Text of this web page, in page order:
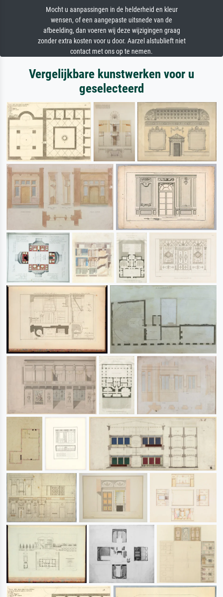
Mocht u aanpassingen in de helderheid en kleur
wensen, of een aangepaste uitsnede van de
afbeelding, dan voeren wij deze wijzigingen graag
zonder extra kosten voor u door. Aarzel alstublieft niet
contact met ons op te nemen.
Vergelijkbare kunstwerken voor u
geselecteerd